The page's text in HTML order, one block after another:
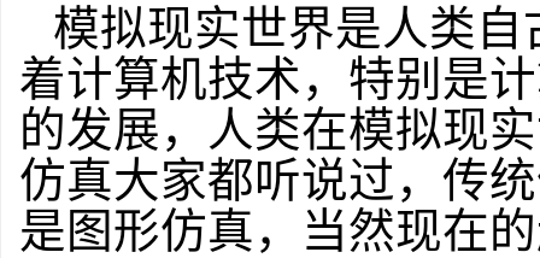
模拟现实世界是人类
着计算机技术，特别是
的发展，人类在模拟现
仿真大家都听说过，传
是图形仿真，当然现在